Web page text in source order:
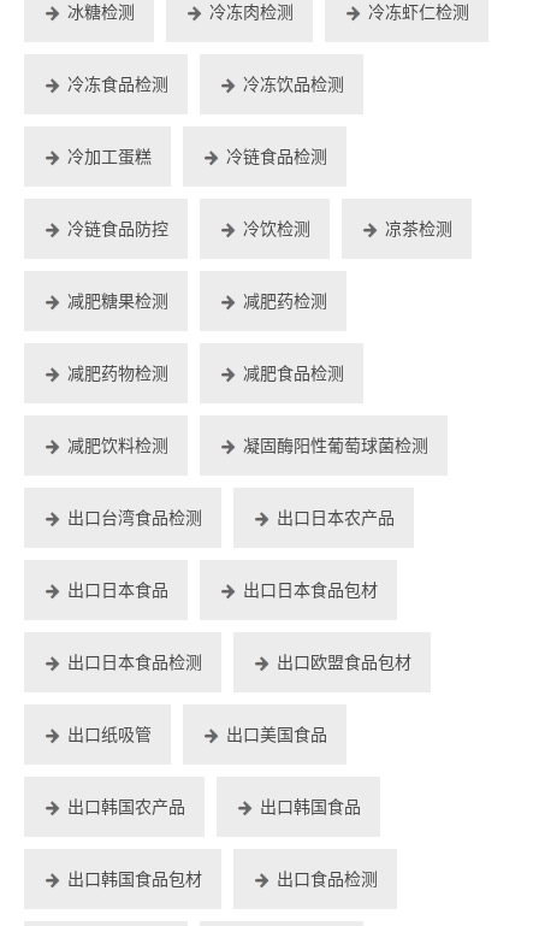
冰糖检测 冷冻肉检测 冷冻虾仁检测
冷冻食品检测 冷冻饮品检测
冷加工蛋糕 冷链食品检测
冷链食品防控 冷饮检测 凉茶检测
减肥糖果检测 减肥药检测
减肥药物检测 减肥食品检测
减肥饮料检测 凝固酶阳性葡萄球菌检测
出口台湾食品检测 出口日本农产品
出口日本食品 出口日本食品包材
出口日本食品检测 出口欧盟食品包材
出口纸吸管 出口美国食品
出口韩国农产品 出口韩国食品
出口韩国食品包材 出口食品检测